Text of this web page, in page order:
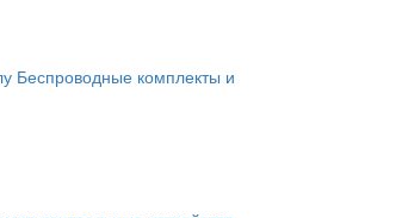
Беспроводные комплекты и